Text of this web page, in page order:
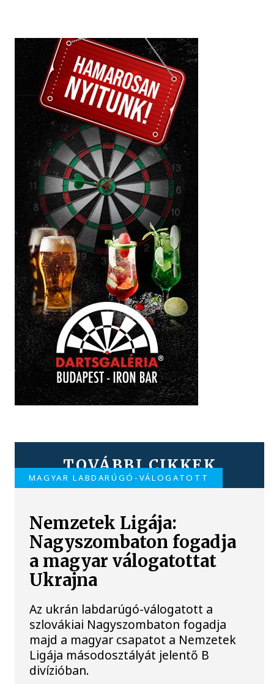
TOVÁBBI CIKKEK
MAGYAR LABDARÚGÓ-VÁLOGATOTT
Nemzetek Ligája:
Nagyszombaton fogadja
a magyar válogatottat
Ukrajna
Az ukrán labdarúgó-válogatott a
szlovákiai Nagyszombaton fogadja
majd a magyar csapatot a Nemzetek
Ligája másodosztályát jelentő B
divízióban.